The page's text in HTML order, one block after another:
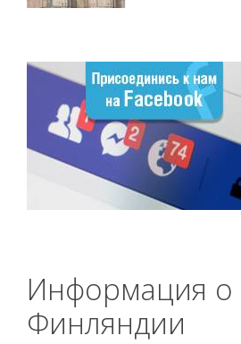
Информация о
Финляндии